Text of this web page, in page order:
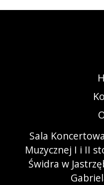
Sala
Muzycznej I i II
Świdra w